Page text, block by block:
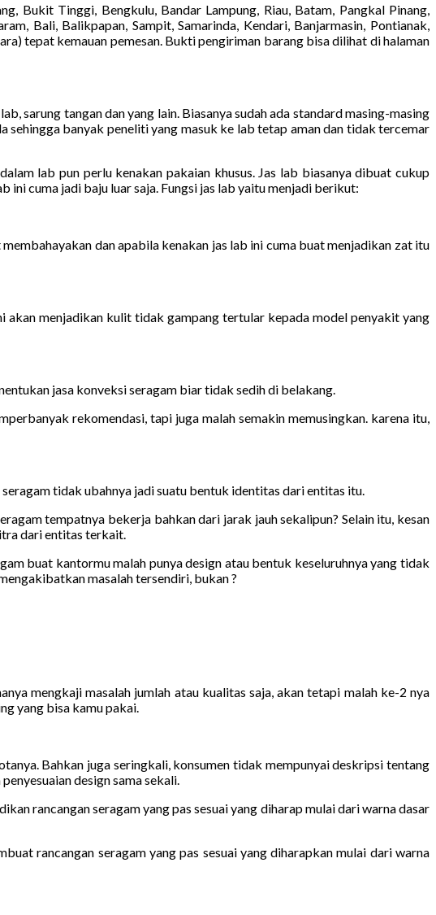
Bukit Tinggi, Bengkulu, Bandar Lampung, Riau, Batam, Pangkal Pinang,
Bali, Balikpapan, Sampit, Samarinda, Kendari, Banjarmasin, Pontianak,
tepat kemauan pemesan. Bukti pengiriman barang bisa dilihat di halaman
sarung tangan dan yang lain. Biasanya sudah ada standard masing-masing
sehingga banyak peneliti yang masuk ke lab tetap aman dan tidak tercemar
lab pun perlu kenakan pakaian khusus. Jas lab biasanya dibuat cukup
ini cuma jadi baju luar saja. Fungsi jas lab yaitu menjadi berikut:
dan apabila kenakan jas lab ini cuma buat menjadikan zat itu
akan menjadikan kulit tidak gampang tertular kepada model penyakit yang
jasa konveksi seragam biar tidak sedih di belakang.
rekomendasi, tapi juga malah semakin memusingkan. karena itu,
tidak ubahnya jadi suatu bentuk identitas dari entitas itu.
tempatnya bekerja bahkan dari jarak jauh sekalipun? Selain itu, kesan
dari entitas terkait.
buat kantormu malah punya design atau bentuk keseluruhnya yang tidak
masalah tersendiri, bukan ?
mengkaji masalah jumlah atau kualitas saja, akan tetapi malah ke-2 nya
yang bisa kamu pakai.
Bahkan juga seringkali, konsumen tidak mempunyai deskripsi tentang
design sama sekali.
rancangan seragam yang pas sesuai yang diharap mulai dari warna dasar
rancangan seragam yang pas sesuai yang diharapkan mulai dari warna